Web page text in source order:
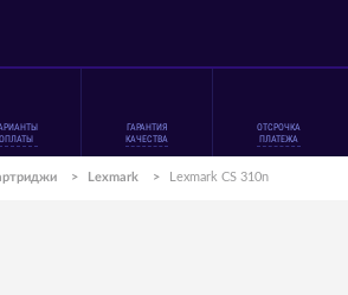
ОПЛАТЫ
ГАРАНТИЯ
КАЧЕСТВА
ОТСРОЧКА
ПЛАТЕЖА
> Lexmark > Lexmark CS 310n